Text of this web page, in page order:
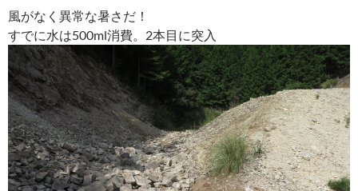
風がなく異常な暑さだ！
すでに水は500ml消費。2本目に突入